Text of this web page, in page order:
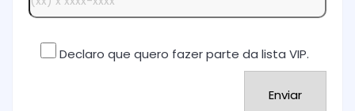
Declaro que quero fazer parte da lista VIP.